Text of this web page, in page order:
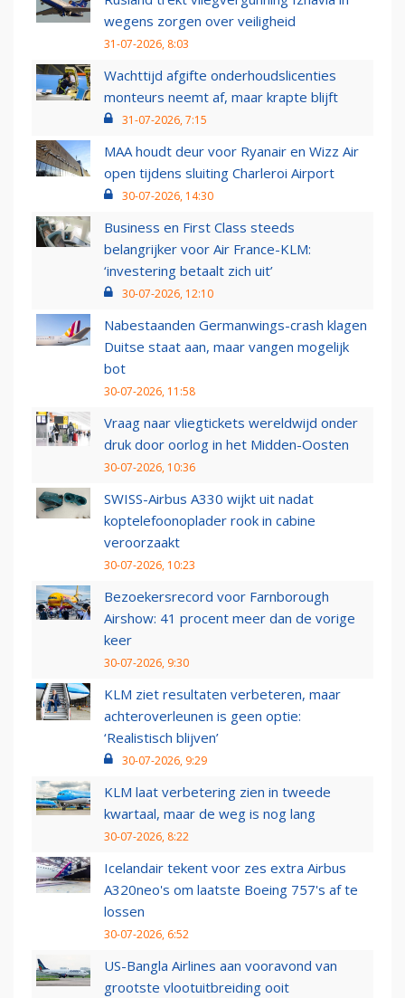
wegens zorgen over veiligheid
31-07-2026, 8:03
Wachttijd afgifte onderhoudslicenties
monteurs neemt af, maar krapte blijft
31-07-2026, 7:15
MAA houdt deur voor Ryanair en Wizz Air
open tijdens sluiting Charleroi Airport
30-07-2026, 14:30
Business en First Class steeds
belangrijker voor Air France-KLM:
‘investering betaalt zich uit’
30-07-2026, 12:10
Nabestaanden Germanwings-crash klagen
Duitse staat aan, maar vangen mogelijk
bot
30-07-2026, 11:58
Vraag naar vliegtickets wereldwijd onder
druk door oorlog in het Midden-Oosten
30-07-2026, 10:36
SWISS-Airbus A330 wijkt uit nadat
koptelefoonoplader rook in cabine
veroorzaakt
30-07-2026, 10:23
Bezoekersrecord voor Farnborough
Airshow: 41 procent meer dan de vorige
keer
30-07-2026, 9:30
KLM ziet resultaten verbeteren, maar
achteroverleunen is geen optie:
‘Realistisch blijven’
30-07-2026, 9:29
KLM laat verbetering zien in tweede
kwartaal, maar de weg is nog lang
30-07-2026, 8:22
Icelandair tekent voor zes extra Airbus
A320neo's om laatste Boeing 757's af te
lossen
30-07-2026, 6:52
US-Bangla Airlines aan vooravond van
grootste vlootuitbreiding ooit